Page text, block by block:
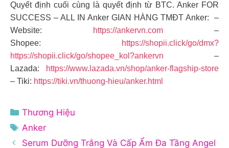
Quyết định cuối cùng là quyết định từ BTC. Anker FOR
SUCCESS – ALL IN Anker GIAN HÀNG TMĐT Anker: –
Website:
https://ankervn.com –
Shopee:
https://shopii.click/go/dmx?
https://shopii.click/go/shopee_kol?ankervn –
Lazada:
https://www.lazada.vn/shop/anker-flagship-store
– Tiki: https://tiki.vn/thuong-hieu/anker.html
Danh
mục
Thương Hiệu
Thẻ
Anker
Serum Dưỡng Trắng Và Cấp Ẩm Đa Tầng Angel